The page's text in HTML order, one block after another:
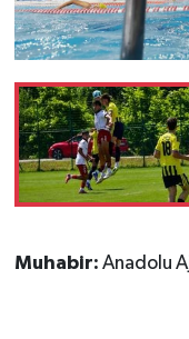
Muhabir: Anadolu